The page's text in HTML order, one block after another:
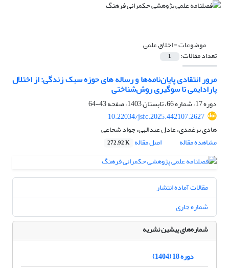
موضوعات =اخلاق علمی
تعداد مقالات: 1
مرور انتقادی پایان‌نامه‌ها و رساله های حوزه سبک زندگی: از اختلال
پارادایمی تا سوگیری روش‌شناختی
دوره 17، شماره 66، تابستان 1403، صفحه
43-64
10.22034/jsfc.2025.442107.2627
هادی برغمدی، عادل عبدالهی، جواد شجاعی
مشاهده مقاله
اصل مقاله 272.92 K
مقالات آماده انتشار
شماره جاری
شماره‌های پیشین نشریه
دوره 18 (1404)